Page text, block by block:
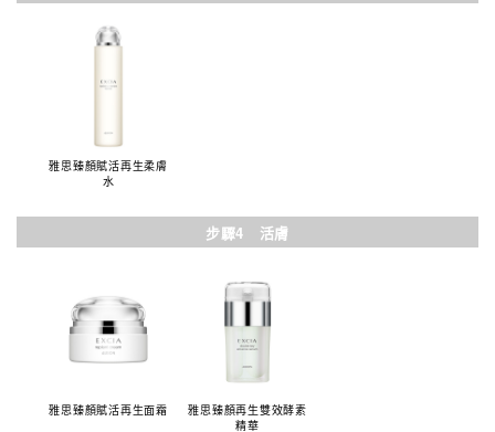
雅思臻顏賦活再生柔膚
水
步驟4 活膚
雅思臻顏賦活再生面霜
雅思臻顏再生雙效酵素
精華